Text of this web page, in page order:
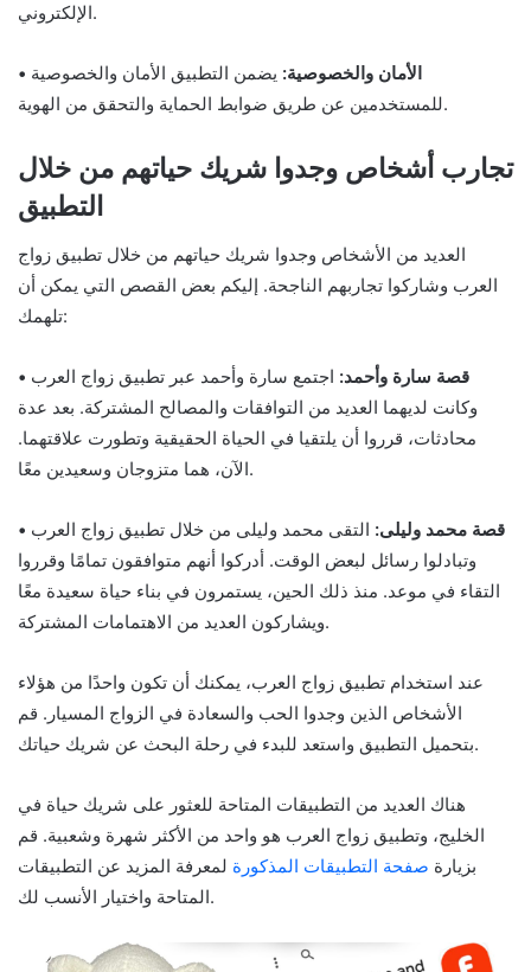
الإلكتروني.
• الأمان والخصوصية: يضمن التطبيق الأمان والخصوصية
للمستخدمين عن طريق ضوابط الحماية والتحقق من الهوية.
تجارب أشخاص وجدوا شريك حياتهم من خلال
التطبيق
العديد من الأشخاص وجدوا شريك حياتهم من خلال تطبيق زواج
العرب وشاركوا تجاربهم الناجحة. إليكم بعض القصص التي يمكن أن
تلهمك:
• قصة سارة وأحمد: اجتمع سارة وأحمد عبر تطبيق زواج العرب
وكانت لديهما العديد من التوافقات والمصالح المشتركة. بعد عدة
محادثات، قرروا أن يلتقيا في الحياة الحقيقية وتطورت علاقتهما.
الآن، هما متزوجان وسعيدين معًا.
• قصة محمد وليلى: التقى محمد وليلى من خلال تطبيق زواج العرب
وتبادلوا رسائل لبعض الوقت. أدركوا أنهم متوافقون تمامًا وقرروا
التقاء في موعد. منذ ذلك الحين، يستمرون في بناء حياة سعيدة معًا
ويشاركون العديد من الاهتمامات المشتركة.
عند استخدام تطبيق زواج العرب، يمكنك أن تكون واحدًا من هؤلاء
الأشخاص الذين وجدوا الحب والسعادة في الزواج المسيار. قم
بتحميل التطبيق واستعد للبدء في رحلة البحث عن شريك حياتك.
هناك العديد من التطبيقات المتاحة للعثور على شريك حياة في
الخليج، وتطبيق زواج العرب هو واحد من الأكثر شهرة وشعبية. قم
بزيارة صفحة التطبيقات المذكورة لمعرفة المزيد عن التطبيقات
المتاحة واختيار الأنسب لك.